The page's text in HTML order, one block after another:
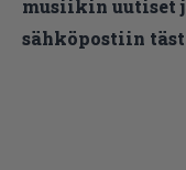
musiikin uutiset
sähköpostiin